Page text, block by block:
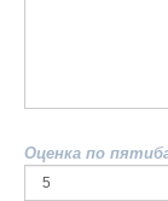
Оценка по